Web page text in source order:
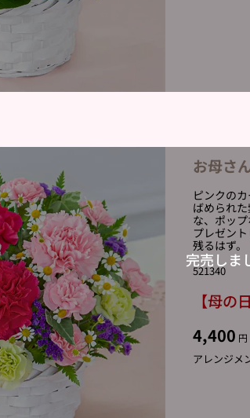
お母さ
ピンクの
ばめられ
な、ポッ
プレゼン
残るはず。
521340
【母の
4,400 円
アレンジメ